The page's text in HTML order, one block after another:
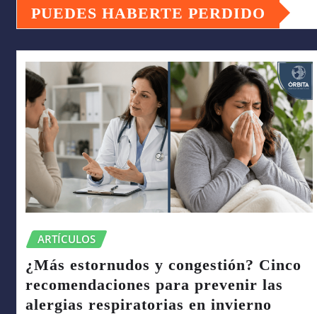
PUEDES HABERTE PERDIDO
ARTÍCULOS
¿Más estornudos y congestión? Cinco
recomendaciones para prevenir las
alergias respiratorias en invierno